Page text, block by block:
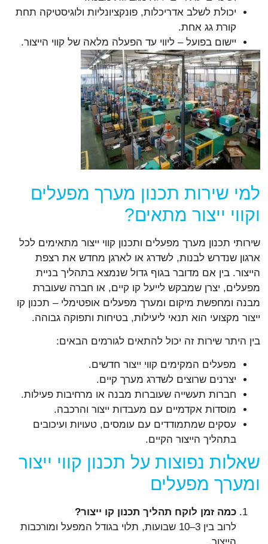
יכולת לשלב אדריכלות, פונקציונליות ולוגיסטיקה תחת
קורת גג אחת.
יישום בפועל – ליווי עד הפעלה מלאה של קווי הייצור.
למי שירות תכנון מערך מפעלים
וקווי ייצור מתאים?
שירותי תכנון מערך מפעלים ותכנון קווי ייצור מתאימים לכל
ארגון שנדרש לבנות, לשדרג או לארגן מחדש את רצפת
הייצור. בין אם מדובר בגוף גדול שנמצא בתהליך בניית
מפעלים, יצרן שמבקש לייעל קו קיים, או חברה שעוברת
מבנה ומחפשת מיקום ומערך מפעלים אופטימלי – תכנון קו
ייצור מקצועי הוא תנאי ליעילות, בטיחות ותפוקה גבוהה.
בין היתר שירות זה יכול להתאים לגורמים הבאים:
מפעלים המקימים קווי ייצור חדשים.
יצרנים שרוצים לשדרג מערך קיים.
חברות תעשייה שעוברות מבנה או מרחיבות פעילות.
מוסדות אקדמיים עם מעבדות ייצור והרכבה.
עסקים שמתמודדים עם עומסים, טעויות ועיכובים
בתהליך הייצור הקיים.
שאלות נפוצות על תכנון קווי ייצור
ומערך מפעלים
כמה זמן לוקח תהליך תכנון קו ייצור?
לרוב בין 3–10 שבועות, תלוי בגודל המפעל ומורכבות